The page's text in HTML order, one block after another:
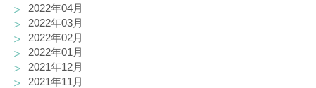
2022年04月
2022年03月
2022年02月
2022年01月
2021年12月
2021年11月